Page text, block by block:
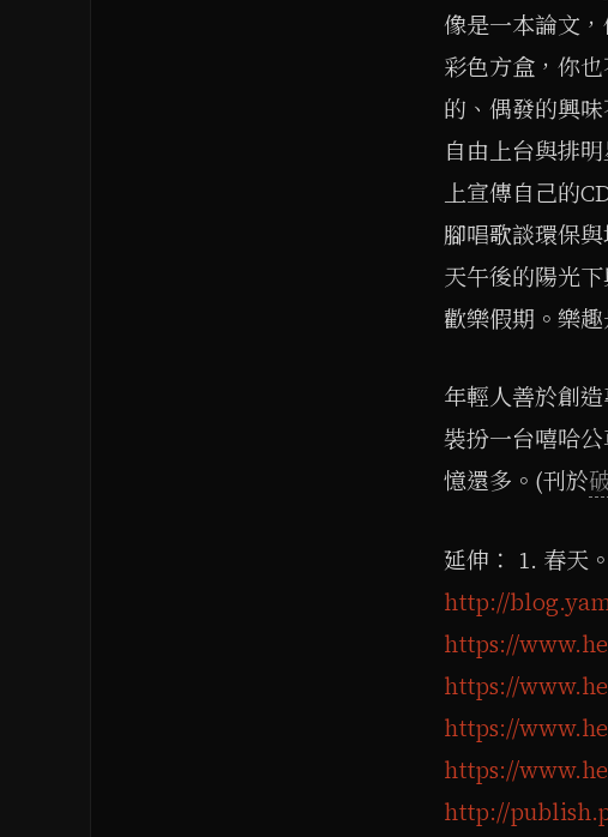
像是一本論文
彩色方盒，你
的、偶發的興
自由上台與排
上宣傳自己的
腳唱歌談環保
天午後的陽光
歡樂假期。樂
年輕人善於創
裝扮一台嘻哈
憶還多。(刊於
延伸： 1. 春天
http://
https://
https://
https://
https://
http://